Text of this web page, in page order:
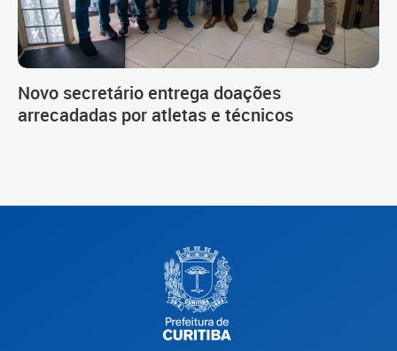
Novo secretário entrega doações
arrecadadas por atletas e técnicos